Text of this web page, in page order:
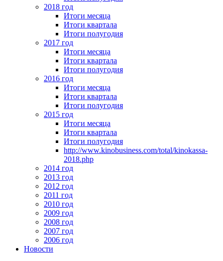
2018 год
Итоги месяца
Итоги квартала
Итоги полугодия
2017 год
Итоги месяца
Итоги квартала
Итоги полугодия
2016 год
Итоги месяца
Итоги квартала
Итоги полугодия
2015 год
Итоги месяца
Итоги квартала
Итоги полугодия
http://www.kinobusiness.com/total/kinokassa-
2018.php
2014 год
2013 год
2012 год
2011 год
2010 год
2009 год
2008 год
2007 год
2006 год
Новости